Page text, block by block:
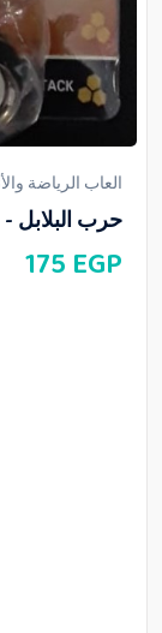
العاب الرياضة
حرب البلابل
175 EGP